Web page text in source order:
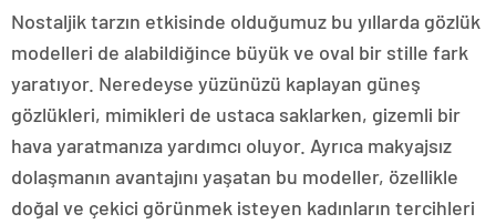
Nostaljik tarzın etkisinde olduğumuz bu yıllarda gözlük
modelleri de alabildiğince büyük ve oval bir stille fark
yaratıyor. Neredeyse yüzünüzü kaplayan güneş
gözlükleri, mimikleri de ustaca saklarken, gizemli bir
hava yaratmanıza yardımcı oluyor. Ayrıca makyajsız
dolaşmanın avantajını yaşatan bu modeller, özellikle
doğal ve çekici görünmek isteyen kadınların tercihleri